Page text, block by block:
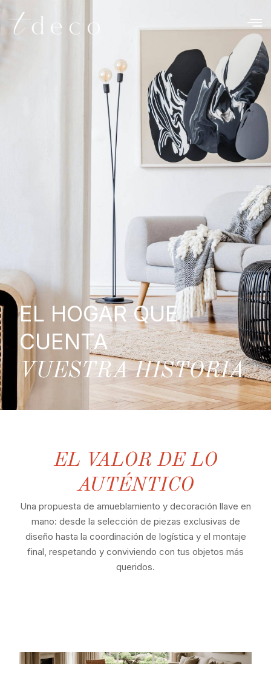
EL HOGAR QUE
CUENTA
VUESTRA HISTORIA
EL VALOR DE LO
AUTÉNTICO
Una propuesta de amueblamiento y decoración llave en
mano: desde la selección de piezas exclusivas de
diseño hasta la coordinación de logística y el montaje
final, respetando y conviviendo con tus objetos más
queridos.